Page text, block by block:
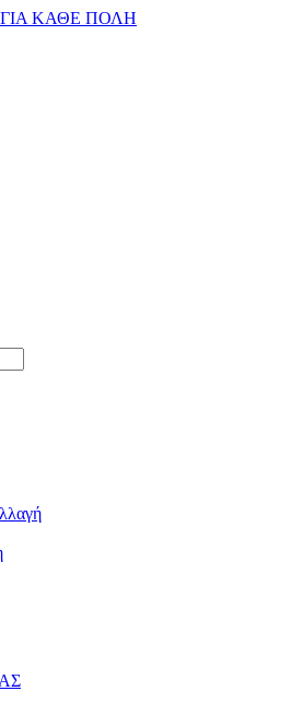
ΚΑΘΕ ΠΟΛΗ